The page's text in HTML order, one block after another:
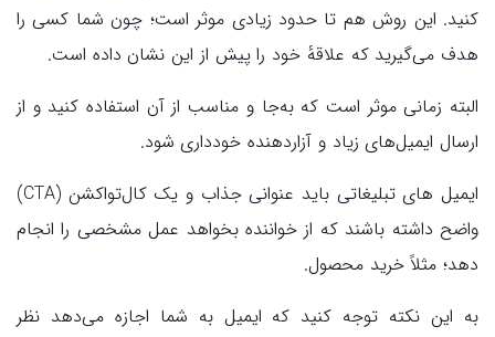
کنید. این روش هم تا حدود زیادی موثر است؛ چون شما کسی را
هدف می‌گیرید که علاقهٔ خود را پیش از این نشان داده است.
البته زمانی موثر است که به‌جا و مناسب از آن استفاده کنید و از
ارسال ایمیل‌های زیاد و آزاردهنده خودداری شود.
ایمیل های تبلیغاتی باید عنوانی جذاب و یک کال‌تواکشن (CTA)
واضح داشته باشند که از خواننده بخواهد عمل مشخصی را انجام
دهد؛ مثلاً خرید محصول.
به این نکته توجه کنید که ایمیل به شما اجازه می‌دهد نظر